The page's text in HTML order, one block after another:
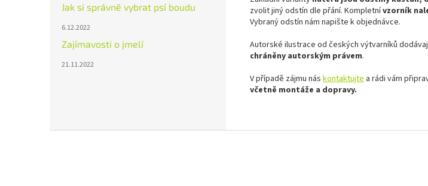
Jak si správně vybrat psí boudu
6.12.2022
Zajímavosti o jmelí
21.11.2022
zvolit jiný odstín dle přání. Kompletnívzorník
Vybraný odstín nám napište k objednávce.
Autorské ilustrace od českých výtvarníků
chráněny autorským právem.
V případě zájmu nás kontaktujte a rádi vám
včetně montáže a dopravy.